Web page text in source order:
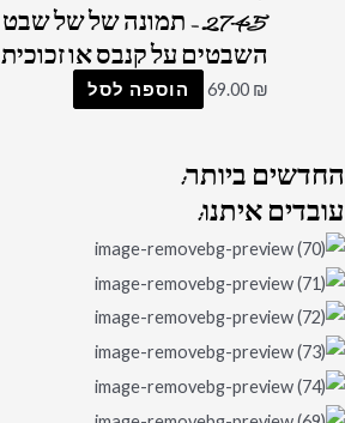
השבטים על קנבס או זכוכית
69.00 ₪ הוספה לסל
החדשיםביותר:
עובדיםאיתנו: